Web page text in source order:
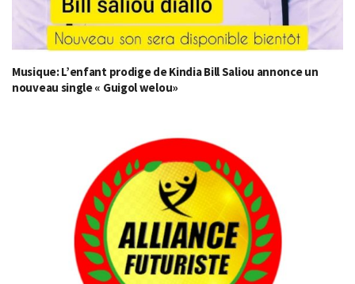
Musique: L’enfant prodige de Kindia Bill Saliou annonce un
nouveau single « Guigol welou»